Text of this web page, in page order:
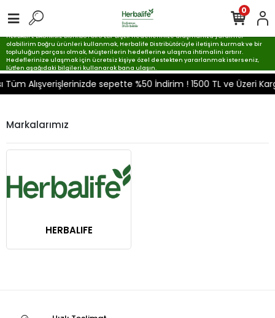
HERBALIFE BAĞIMSIZ DİSTRİBÜTÖRÜ ELİF BİÇER Hedeflerinize ulaşmanıza yardımcı
olabilirim Doğru ürünleri kullanmak, Herbalife Distribütörüyle iletişim kurmak ve bir
topluluğun parçası olmak, Müşterilerin hedeflerine ulaşma ihtimalini artırır.
Hedeflerinize ulaşmak için ücretsiz kişiye özel destekten yararlanmak isterseniz,
lütfen aşağıdaki bilgileri kullanarak bana ulaşın.
Alışverişlerinizde sepette %50 İndirim ! 1500 TL ve Üzeri
0
Markalarımız
HERBALIFE